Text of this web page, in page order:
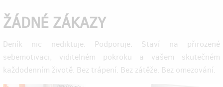
ŽÁDNÉ ZÁKAZY
Deník nic nediktuje. Podporuje. Staví na přirozené
sebemotivaci, viditelném pokroku a vašem skutečném
každodenním životě. Bez trápení. Bez zátěže. Bez omezování.